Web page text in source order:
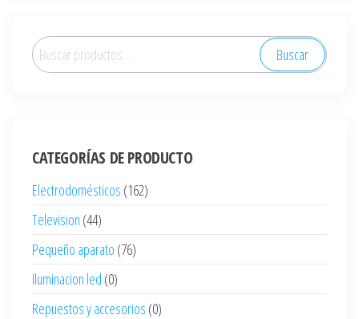
Buscar
por:
Buscar
CATEGORÍAS DE PRODUCTO
Electrodomésticos (162)
Television (44)
Pequeño aparato (76)
Iluminacion led (0)
Repuestos y accesorios (0)